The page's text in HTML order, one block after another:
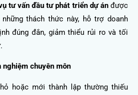
tư vấn đầu tư phát triển dự ánđược
thách thức này, hỗ trợ doanh
đúng đắn, giảm thiểu rủi ro và tối
chuyên môn
hoặc mới thành lập thường thiếu